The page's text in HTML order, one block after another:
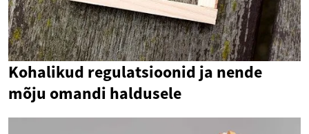
Kohalikud regulatsioonid ja nende
mõju omandi haldusele